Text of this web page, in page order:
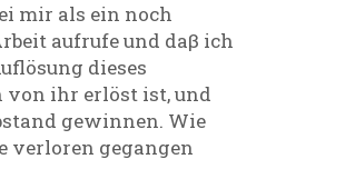
mir als ein noch
aufrufe und daβ ich
dieses
von ihr erlöst ist, und
gewinnen. Wie
verloren gegangen